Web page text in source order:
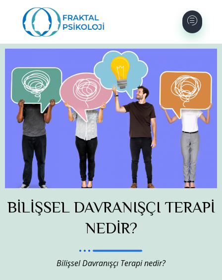
BİLİŞSEL DAVRANIŞÇI TERAPİ
NEDİR?
Bilişsel Davranışçı Terapi nedir?